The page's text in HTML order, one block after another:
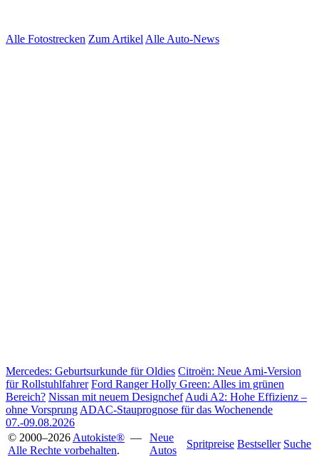
Alle Fotostrecken Zum Artikel Alle Auto-News
Mercedes: Geburtsurkunde für Oldies Citroën: Neue Ami-Version
für Rollstuhlfahrer Ford Ranger Holly Green: Alles im grünen
Bereich? Nissan mit neuem Designchef Audi A2: Hohe Effizienz –
ohne Vorsprung ADAC-Stauprognose für das Wochenende
07.-09.08.2026
© 2000–2026 Autokiste® —
Alle Rechte vorbehalten.
Neue
Autos
Spritpreise Bestseller Suche